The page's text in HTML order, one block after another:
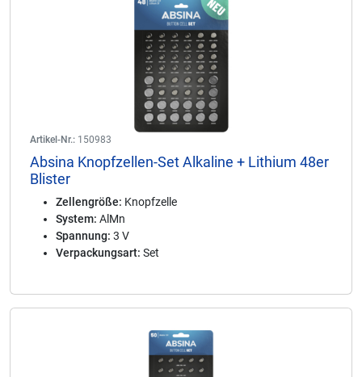
Artikel-Nr.: 150983
Absina Knopfzellen-Set Alkaline + Lithium 48er
Blister
Zellengröße: Knopfzelle
System: AlMn
Spannung: 3 V
Verpackungsart: Set